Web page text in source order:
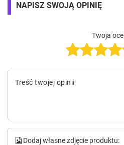
NAPISZ SWOJĄ OPINIĘ
Twoja
Treść twojej opinii
Dodaj własne zdjęcie produktu: